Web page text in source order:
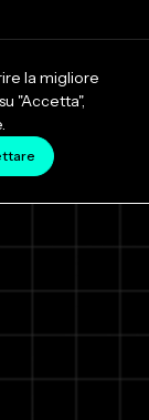
la migliore
"Accetta",